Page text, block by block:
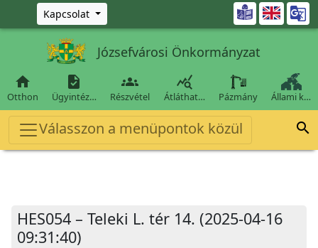
Ugrás a fő tartalomra
Kapcsolat 
Józsefvárosi Önkormányzat

Otthon

Ügyintéz…

Részvétel

Átláthat… Pázmány Állami k…
Válasszon a menüpontok közül 
HES054 – Teleki L. tér 14. (2025-04-16
09:31:40)